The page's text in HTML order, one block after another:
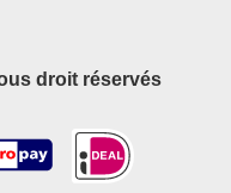
droit réservés